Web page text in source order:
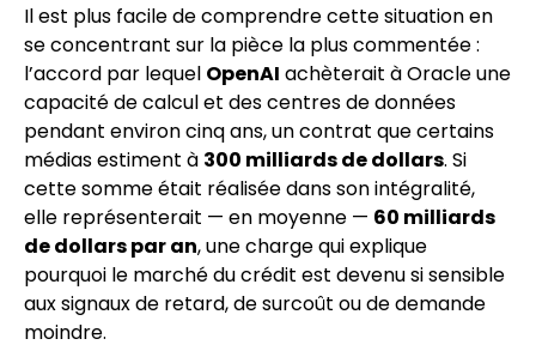
Il est plus facile de comprendre cette situation en
se concentrant sur la pièce la plus commentée :
l’accord par lequel OpenAI achèterait à Oracle une
capacité de calcul et des centres de données
pendant environ cinq ans, un contrat que certains
médias estiment à 300 milliards de dollars. Si
cette somme était réalisée dans son intégralité,
elle représenterait — en moyenne — 60 milliards
de dollars par an, une charge qui explique
pourquoi le marché du crédit est devenu si sensible
aux signaux de retard, de surcoût ou de demande
moindre.